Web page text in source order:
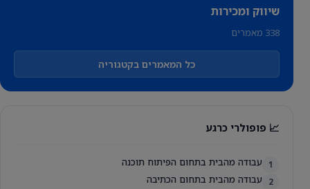
שיווק ומכירות
338 מאמרים
כל המאמרים בקטגוריה
📈 פופולרי כרגע
1 עבודה מהבית בתחום הפיתוח תוכנה
2 עבודה מהבית בתחום הכתיבה